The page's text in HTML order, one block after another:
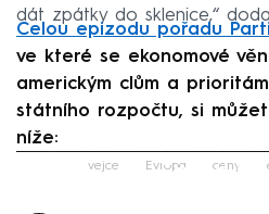
dát zpátky do sklenice,“
Celou epizodu pořadu
ve které se ekonomové
americkým clům a
státního rozpočtu, si
níže:
Failed to
vejce Evropa ceny